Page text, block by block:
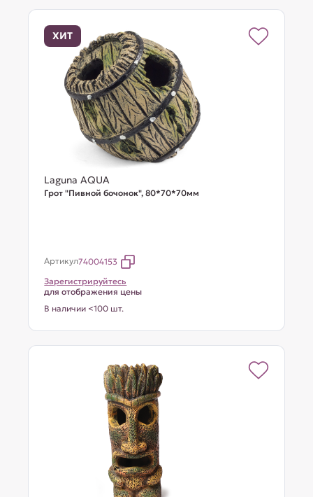
ХИТ
Laguna AQUA
Грот "Пивной бочонок", 80*70*70мм
Артикул74004153
Зарегистрируйтесь
для отображения цены
В наличии <100 шт.